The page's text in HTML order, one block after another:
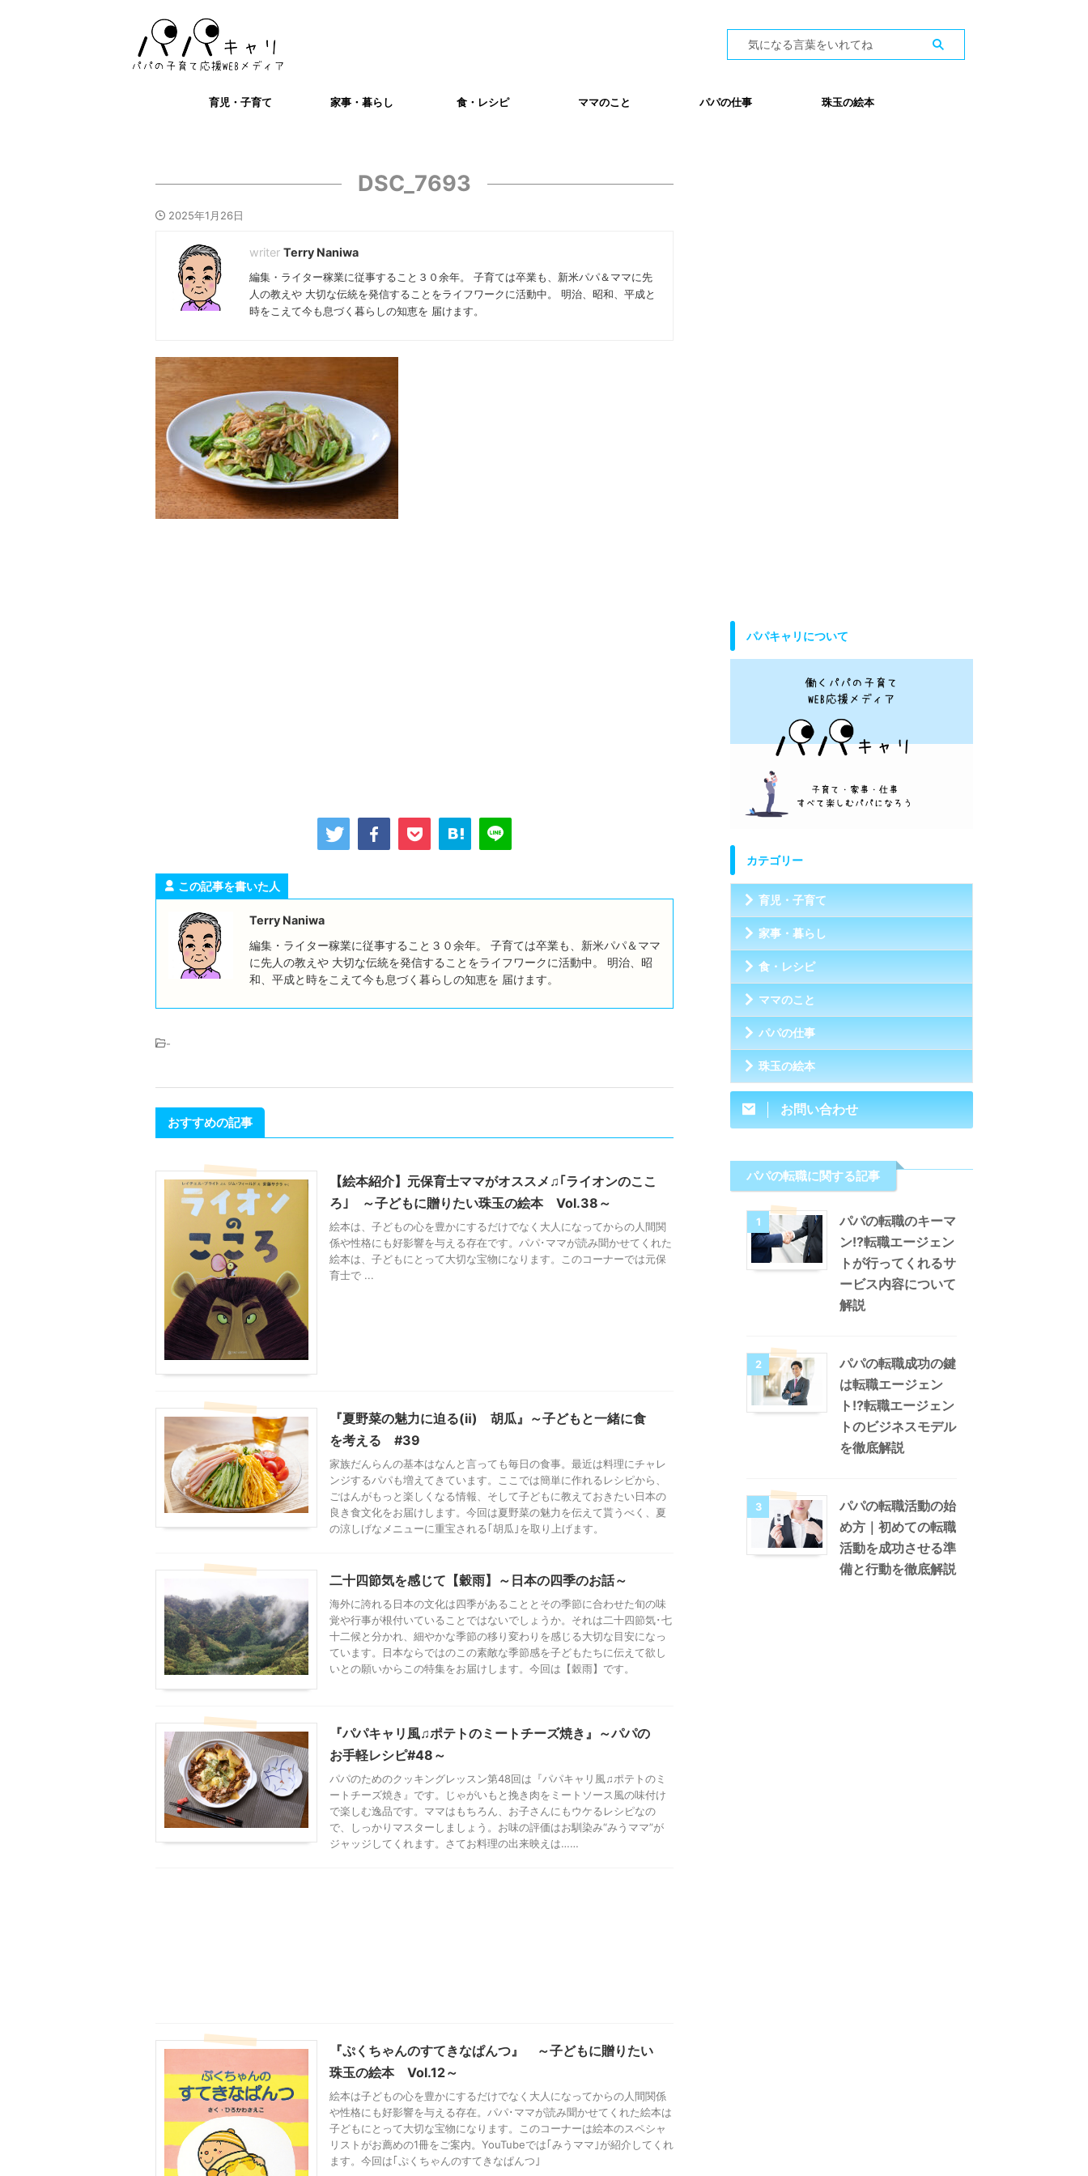
育児・子育て 家事・暮らし 食・レシピ ママのこと パパの仕事 珠玉の絵本
DSC_7693
2025年1月26日
Terry Naniwa
編集・ライター稼業に従事すること３０余年。 子育ては卒業も、新米パパ＆ママに先
人の教えや 大切な伝統を発信することをライフワークに活動中。 明治、昭和、平成と
時をこえて今も息づく暮らしの知恵を 届けます。
この記事を書いた人
Terry Naniwa
編集・ライター稼業に従事すること３０余年。 子育ては卒業も、新米パパ＆ママ
に先人の教えや 大切な伝統を発信することをライフワークに活動中。 明治、昭
和、平成と時をこえて今も息づく暮らしの知恵を 届けます。
-
おすすめの記事
【絵本紹介】元保育士ママがオススメ♫｢ライオンのここ
ろ｣ ～子どもに贈りたい珠玉の絵本 Vol.38～
絵本は、子どもの心を豊かにするだけでなく大人になってからの人間関
係や性格にも好影響を与える存在です。パパ･ママが読み聞かせてくれた
絵本は、子どもにとって大切な宝物になります。このコーナーでは元保
育士で ...
『夏野菜の魅力に迫る(ⅱ) 胡瓜』～子どもと一緒に食
を考える #39
家族だんらんの基本はなんと言っても毎日の食事。最近は料理にチャレ
ンジするパパも増えてきています。ここでは簡単に作れるレシピから、
ごはんがもっと楽しくなる情報、そして子どもに教えておきたい日本の
良き食文化をお届けします。今回は夏野菜の魅力を伝えて貰うべく、夏
の涼しげなメニューに重宝される｢胡瓜｣を取り上げます。
二十四節気を感じて【穀雨】～日本の四季のお話～
海外に誇れる日本の文化は四季があることとその季節に合わせた旬の味
覚や行事が根付いていることではないでしょうか。それは二十四節気･七
十二候と分かれ、細やかな季節の移り変わりを感じる大切な目安になっ
ています。日本ならではのこの素敵な季節感を子どもたちに伝えて欲し
いとの願いからこの特集をお届けします。今回は【穀雨】です。
『パパキャリ風♫ポテトのミートチーズ焼き』～パパの
お手軽レシピ#48～
パパのためのクッキングレッスン第48回は『パパキャリ風♫ポテトのミ
ートチーズ焼き』です。じゃがいもと挽き肉をミートソース風の味付け
で楽しむ逸品です。ママはもちろん、お子さんにもウケるレシピなの
で、しっかりマスターしましょう。お味の評価はお馴染み“みうママ”が
ジャッジしてくれます。さてお料理の出来映えは……
『ぷくちゃんのすてきなぱんつ』 ～子どもに贈りたい
珠玉の絵本 Vol.12～
絵本は子どもの心を豊かにするだけでなく大人になってからの人間関係
や性格にも好影響を与える存在。パパ･ママが読み聞かせてくれた絵本は
子どもにとって大切な宝物になります。このコーナーは絵本のスペシャ
リストがお薦めの1冊をご案内。YouTubeでは｢みうママ｣が紹介してくれ
ます。今回は｢ぷくちゃんのすてきなぱんつ｣
パパキャリについて
カテゴリー
育児・子育て
家事・暮らし
食・レシピ
ママのこと
パパの仕事
珠玉の絵本
お問い合わせ
パパの転職に関する記事
1
パパの転職のキーマ
ン!?転職エージェン
トが行ってくれるサ
ービス内容について
解説
2
パパの転職成功の鍵
は転職エージェン
ト!?転職エージェン
トのビジネスモデル
を徹底解説
3
パパの転職活動の始
め方｜初めての転職
活動を成功させる準
備と行動を徹底解説